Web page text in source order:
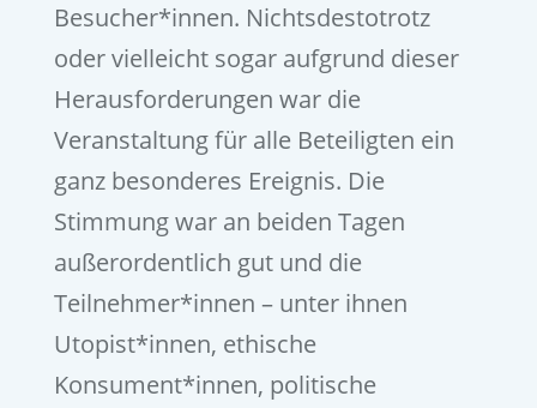
Besucher*innen. Nichtsdestotrotz
oder vielleicht sogar aufgrund dieser
Herausforderungen war die
Veranstaltung für alle Beteiligten ein
ganz besonderes Ereignis. Die
Stimmung war an beiden Tagen
außerordentlich gut und die
Teilnehmer*innen – unter ihnen
Utopist*innen, ethische
Konsument*innen, politische